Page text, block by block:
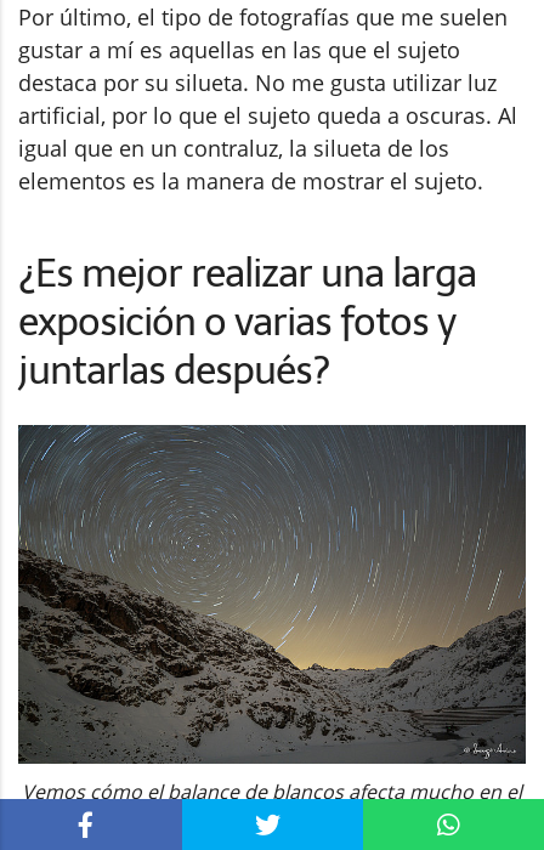
Por último, el tipo de fotografías que me suelen
gustar a mí es aquellas en las que el sujeto
destaca por su silueta. No me gusta utilizar luz
artificial, por lo que el sujeto queda a oscuras. Al
igual que en un contraluz, la silueta de los
elementos es la manera de mostrar el sujeto.
¿Es mejor realizar una larga
exposición o varias fotos y
juntarlas después?
Vemos cómo el balance de blancos afecta mucho en el
resultado de la foto. Cuando hice esta foto el WB